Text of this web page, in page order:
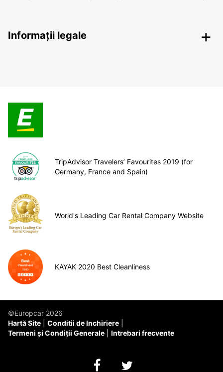
Informații legale
TripAdvisor Travelers’ Favourites 2019 (for
Germany, France and Spain)
World's Leading Car Rental Company Website
KAYAK 2020 Best Cleanliness
©Europcar 2026
Hartă Site
Conditii de Inchiriere
Termeni și Condiții Generale
Intrebari frecvente